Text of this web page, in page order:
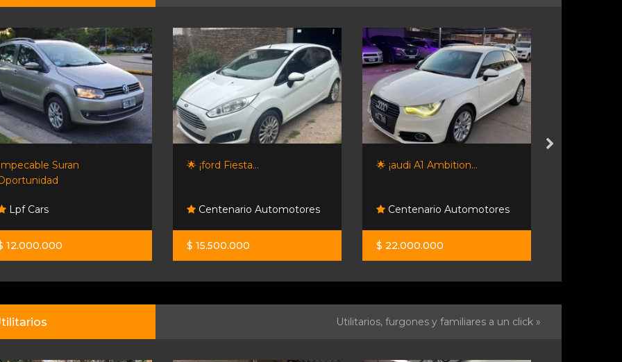
Suran
Lpf Cars
12.000.000
🌟 ¡ford Fiesta...
Centenario Automotores
$ 15.500.000
🌟 ¡audi A1 Ambition...
Centenario Automotores
$ 22.000.000
Utilitarios, furgones y familiares a un click »